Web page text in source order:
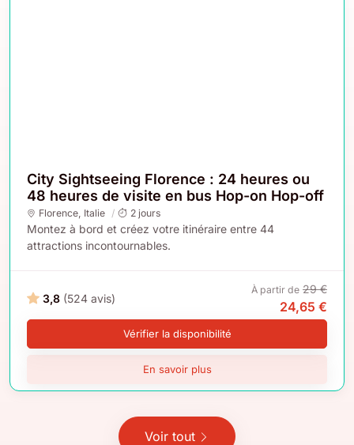
City Sightseeing Florence : 24 heures ou
48 heures de visite en bus Hop-on Hop-off
Florence, Italie 2 jours
Montez à bord et créez votre itinéraire entre 44
attractions incontournables.
3,8 (524 avis)
À partir de 29 €
24,65 €
Vérifier la disponibilité
En savoir plus
Voir tout